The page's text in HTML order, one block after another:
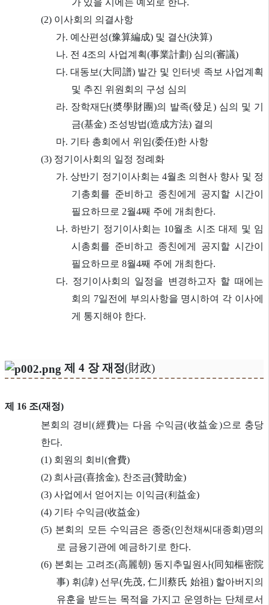
가 있을 시에는 예외로 한다.
(2) 이사회의 의결사항
가. 예산편성(豫算編成) 및 결산(決算)
나. 전 4조의 사업계획(事業計劃) 심의(審議)
다. 대동보(大同譜) 발간 및 인터넷 족보 사업계획
및 추진 위원회의 구성 심의
라. 장학재단(奬學財團)의 발족(發足) 심의 및 기
금(基金) 조성방법(造成方法) 결의
마. 기타 총회에서 위임(委任)한 사항
(3) 정기이사회의 일정 정례화
가. 상반기 정기이사회는 4월초 의현사 향사 및 정
기총회를 준비하고 종친에게 공지할 시간이
필요하므로 2월4째 주에 개최한다.
나. 하반기 정기이사회는 10월초 시조 대제 및 임
시총회를 준비하고 종친에게 공지할 시간이
필요하므로 8월4째 주에 개최한다.
다. 정기이사회의 일정을 변경하고자 할 때에는
회의 7일전에 부의사항을 명시하여 각 이사에
게 통지해야 한다.
제 4 장 재정(財政)
제 16 조(재정)
본회의 경비(經費)는 다음 수익금(收益金)으로 충당
한다.
(1) 회원의 회비(會費)
(2) 희사금(喜捨金), 찬조금(贊助金)
(3) 사업에서 얻어지는 이익금(利益金)
(4) 기타 수익금(收益金)
(5) 본회의 모든 수익금은 종중(인천채씨대종회)명의
로 금융기관에 예금하기로 한다.
(6) 본회는 고려조(高麗朝) 동지추밀원사(同知樞密院
事) 휘(諱) 선무(先茂, 仁川蔡氏 始祖) 할아버지의
유훈을 받드는 목적을 가지고 운영하는 단체로서